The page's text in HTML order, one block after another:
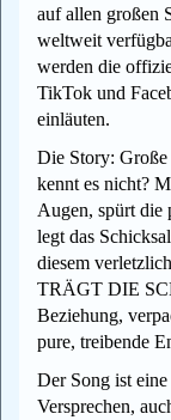
auf allen großen
weltweit
werden die
TikTok und
einläuten.
Die Story:
kennt es nicht?
Augen, spürt die
legt das
diesem
TRÄGT DIE
Beziehung,
pure, treibende
Der Song ist
Versprechen,